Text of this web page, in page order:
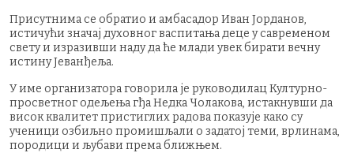
Присутнима се обратио и амбасадор Иван Јорданов,
истичући значај духовног васпитања деце у савременом
свету и изразивши наду да ће млади увек бирати вечну
истину Јеванђеља.
У име организатора говорила је руководилац Културно-
просветног одељења гђа Недка Чолакова, истакнувши да
висок квалитет пристиглих радова показује како су
ученици озбиљно промишљали о задатој теми, врлинама,
породици и љубави према ближњем.